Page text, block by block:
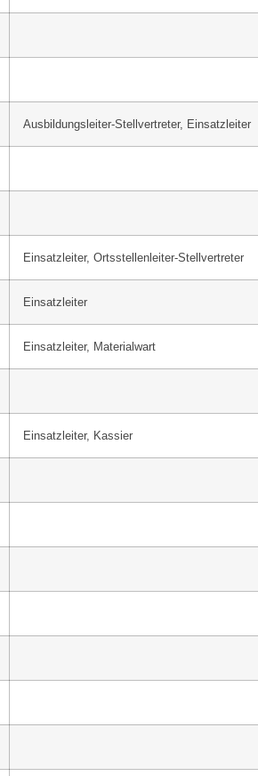
Ausbildungsleiter-Stellvertreter, Einsatzleiter
Einsatzleiter, Ortsstellenleiter-Stellvertreter
Einsatzleiter
Einsatzleiter, Materialwart
Einsatzleiter, Kassier